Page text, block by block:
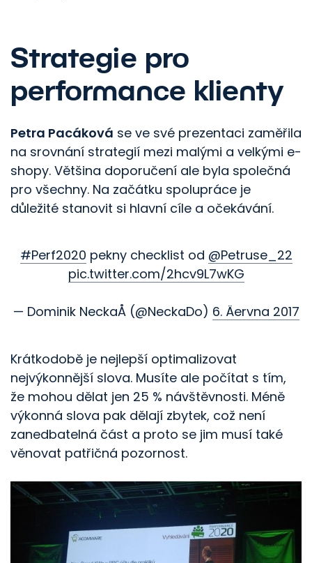
Strategie pro
performance klienty
Petra Pacáková se ve své prezentaci zaměřila
na srovnání strategií mezi malými a velkými e-
shopy. Většina doporučení ale byla společná
pro všechny. Na začátku spolupráce je
důležité stanovit si hlavní cíle a očekávání.
#Perf2020 pekny checklist od @Petruse_22
pic.twitter.com/2hcv9L7wKG
— Dominik NeckaÅ (@NeckaDo) 6. Äervna 2017
Krátkodobě je nejlepší optimalizovat
nejvýkonnější slova. Musíte ale počítat s tím,
že mohou dělat jen 25 % návštěvnosti. Méně
výkonná slova pak dělají zbytek, což není
zanedbatelná část a proto se jim musí také
věnovat patřičná pozornost.